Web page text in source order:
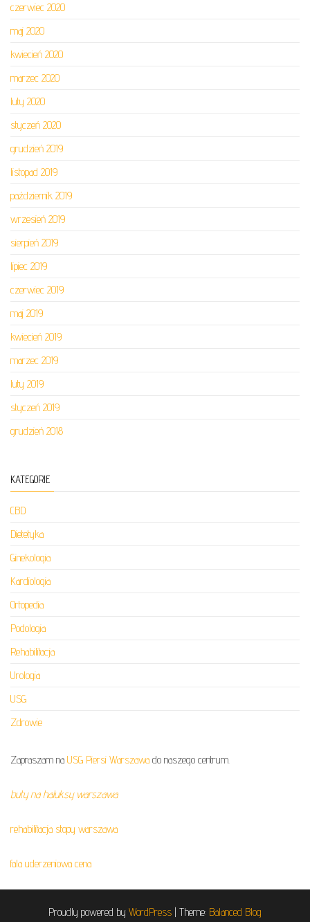
czerwiec 2020
maj 2020
kwiecień 2020
marzec 2020
luty 2020
styczeń 2020
grudzień 2019
listopad 2019
październik 2019
wrzesień 2019
sierpień 2019
lipiec 2019
czerwiec 2019
maj 2019
kwiecień 2019
marzec 2019
luty 2019
styczeń 2019
grudzień 2018
KATEGORIE
CBD
Dietetyka
Ginekologia
Kardiologia
Ortopedia
Podologia
Rehabilitacja
Urologia
USG
Zdrowie
Zapraszam na USG Piersi Warszawa do naszego centrum.
buty na haluksy warszawa
rehabilitacja stopy warszawa
fala uderzeniowa cena
Proudly powered by WordPress Theme: Balanced Blog